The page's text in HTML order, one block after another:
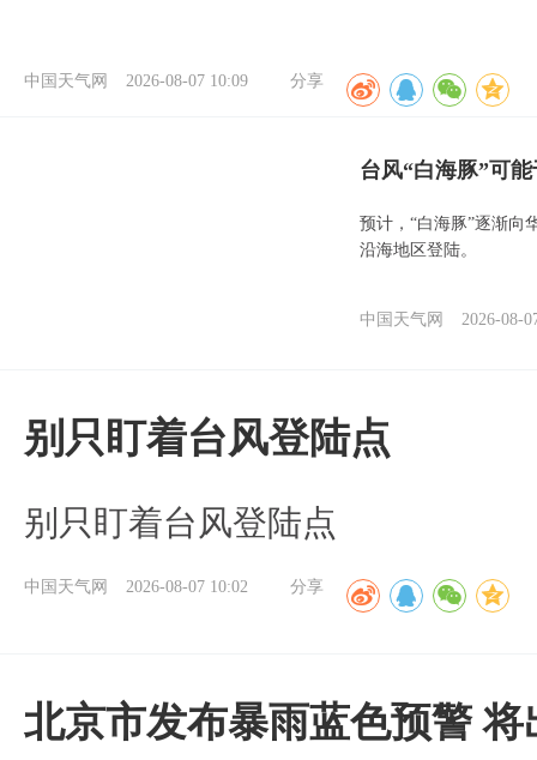
中国天气网 2026-08-07 10:09 分享
台风“白海豚”可
预计，“白海豚”逐渐向
沿海地区登陆。
中国天气网 2026-08-
别只盯着台风登陆点
别只盯着台风登陆点
中国天气网 2026-08-07 10:02 分享
北京市发布暴雨蓝色预警